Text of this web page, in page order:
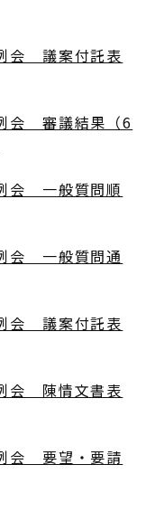
会 議案付託表
会 審議結果（6
会 一般質問順
会 一般質問通
会 議案付託表
会 陳情文書表
会 要望・要請